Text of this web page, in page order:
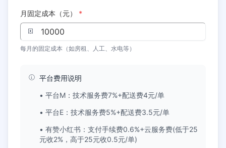
月固定成本（元） *
每月的固定成本（如房租、人工、水电等）
平台费用说明
• 平台M：技术服务费7%+配送费4元/单
• 平台E：技术服务费5%+配送费3.5元/单
• 有赞小红书：支付手续费0.6%+云服务费(低于25
元收2%，高于25元收0.5元/单)